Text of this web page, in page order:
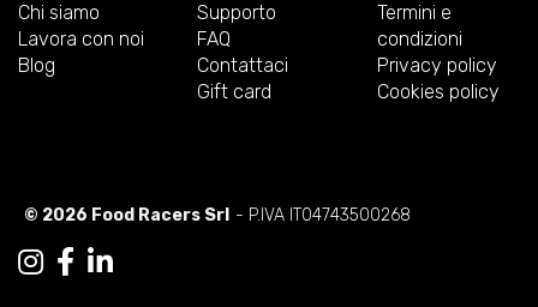
Chi siamo
Lavora con noi
Blog
Supporto
FAQ
Contattaci
Gift card
Termini e
condizioni
Privacy policy
Cookies policy
© 2026 Food Racers Srl - P.IVA IT04743500268